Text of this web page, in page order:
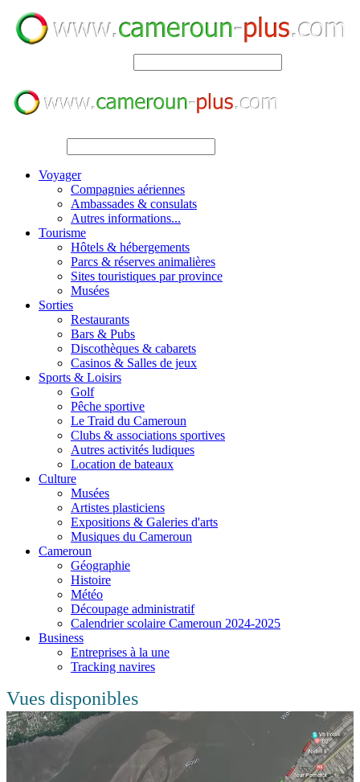
Voyager
Compagnies aériennes
Ambassades & consulats
Autres informations...
Tourisme
Hôtels & hébergements
Parcs & réserves animalières
Sites touristiques par province
Musées
Sorties
Restaurants
Bars & Pubs
Discothèques & cabarets
Casinos & Salles de jeux
Sports & Loisirs
Golf
Pêche sportive
Le Traid du Cameroun
Clubs & associations sportives
Autres activités ludiques
Location de bateaux
Culture
Musées
Artistes plasticiens
Expositions & Galeries d'arts
Musiques du Cameroun
Cameroun
Géographie
Histoire
Météo
Découpage administratif
Calendrier scolaire Cameroun 2024-2025
Business
Entreprises à la une
Tracking navires
Vues disponibles